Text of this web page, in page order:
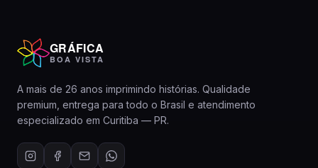
GRÁFICA
BOA VISTA
A mais de 26 anos imprimindo histórias. Qualidade
premium, entrega para todo o Brasil e atendimento
especializado em Curitiba — PR.